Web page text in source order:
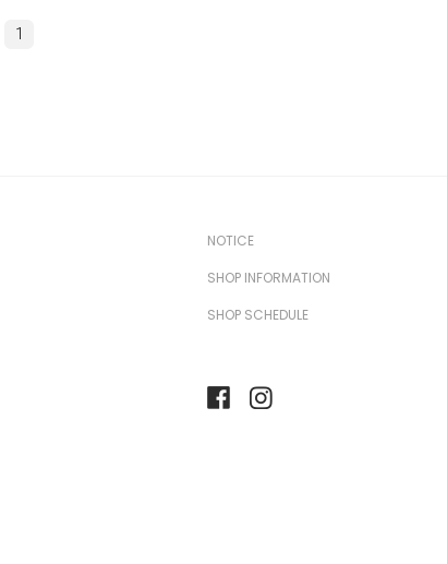
1
NOTICE
SHOP INFORMATION
SHOP SCHEDULE